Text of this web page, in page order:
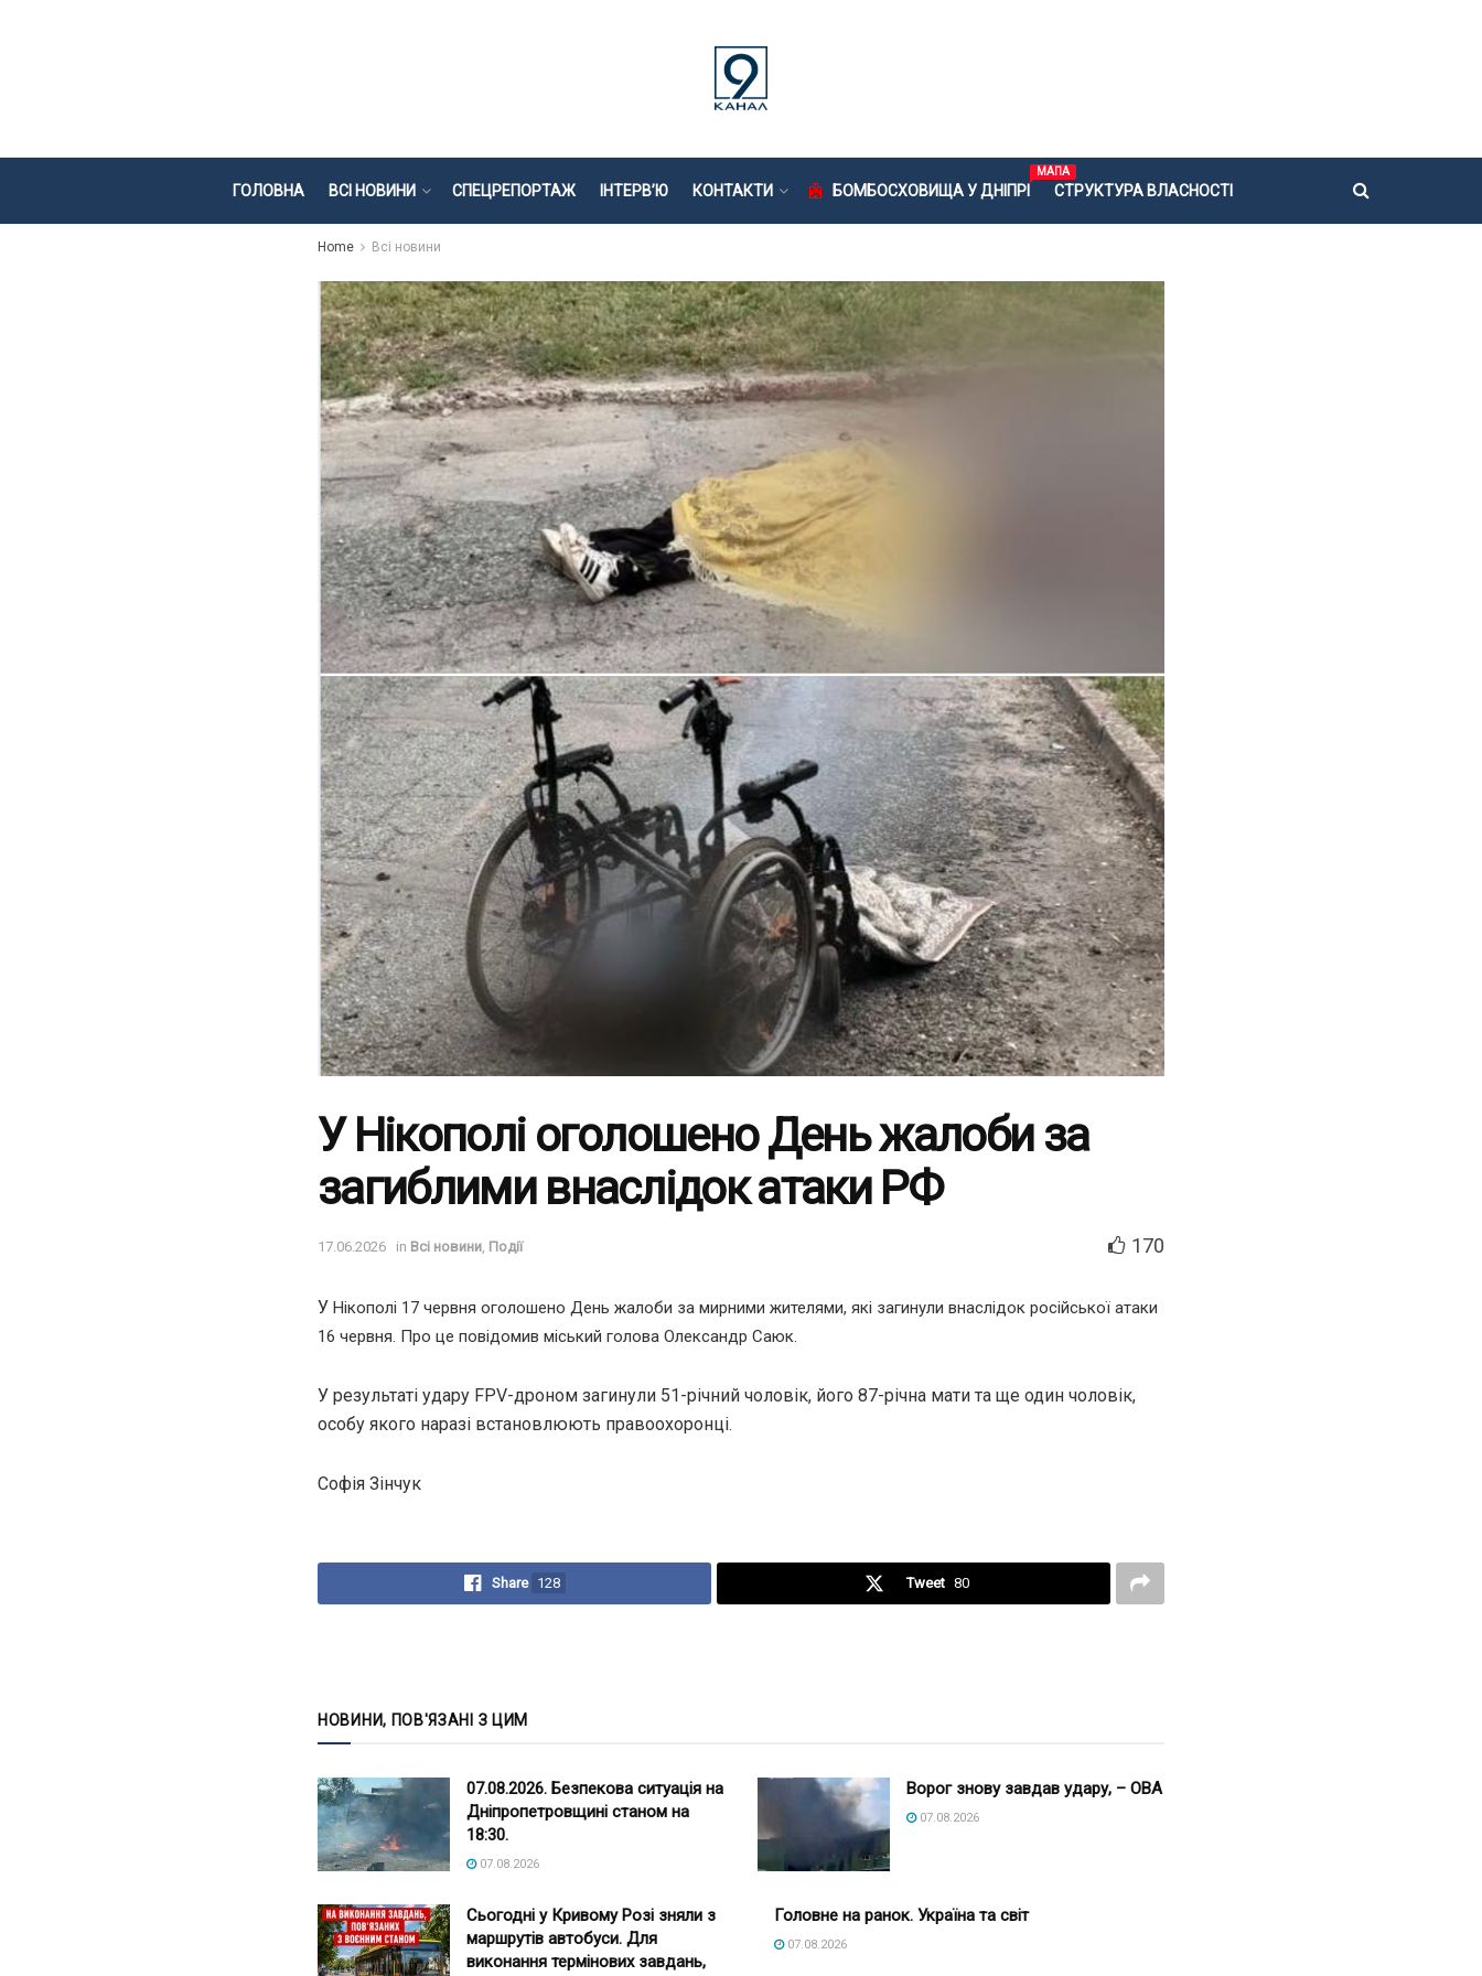
ГОЛОВНА ВСІ НОВИНИ СПЕЦРЕПОРТАЖ ІНТЕРВ’Ю КОНТАКТИ БОМБОСХОВИЩА У ДНІПРІ
МАПА
СТРУКТУРА ВЛАСНОСТІ
Home Всі новини
У Нікополі оголошено День жалоби за
загиблими внаслідок атаки РФ
17.06.2026 in Всі новини Події 170
У Нікополі 17 червня оголошено День жалоби за мирними жителями, які загинули внаслідок російської атаки
16 червня. Про це повідомив міський голова Олександр Саюк.
У результаті удару FPV-дроном загинули 51-річний чоловік, його 87-річна мати та ще один чоловік,
особу якого наразі встановлюють правоохоронці.
Софія Зінчук
Share 128 Tweet 80
НОВИНИ, ПОВ'ЯЗАНІ З ЦИМ
07.08.2026. Безпекова ситуація на
Дніпропетровщині станом на
18:30.
07.08.2026
Ворог знову завдав удару, – ОВА
07.08.2026
Сьогодні у Кривому Розі зняли з
маршрутів автобуси. Для
виконання термінових завдань,
Головне на ранок. Україна та світ
07.08.2026